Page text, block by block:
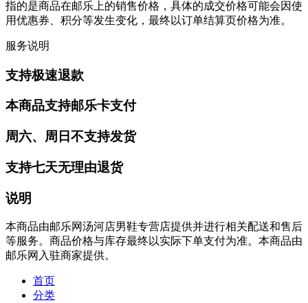
指的是商品在邮乐上的销售价格，具体的成交价格可能会因使
用优惠券、积分等发生变化，最终以订单结算页价格为准。
服务说明
支持极速退款
本商品支持邮乐卡支付
周六、周日不支持发货
支持七天无理由退货
说明
本商品由邮乐网汤河店男鞋专营店提供并进行相关配送和售后
等服务。商品价格与库存最终以实际下单支付为准。本商品由
邮乐网入驻商家提供。
首页
分类